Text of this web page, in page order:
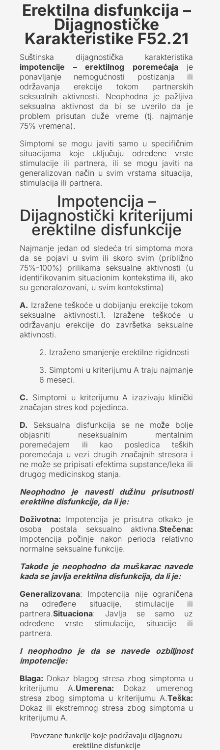
Erektilna disfunkcija –
Dijagnostičke
Karakteristike F52.21
Suštinska dijagnostička karakteristika
impotencije – erektilnog poremećajaje
ponavljanje nemogućnosti postizanja ili
održavanja erekcije tokom partnerskih
seksualnih aktivnosti. Neophodna je pažljiva
seksualna aktivnost da bi se uverilo da je
problem prisutan duže vreme (tj. najmanje
75% vremena).
Simptomi se mogu javiti samo u specifičnim
situacijama koje uključuju određene vrste
stimulacije ili partnera, ili se mogu javiti na
generalizovan način u svim vrstama situacija,
stimulacija ili partnera.
Impotencija –
Dijagnostički kriterijumi
erektilne disfunkcije
Najmanje jedan od sledeća tri simptoma mora
da se pojavi u svim ili skoro svim (približno
75%-100%) prilikama seksualne aktivnosti (u
identifikovanim situacionim kontekstima ili, ako
su generalozovani, u svim kontekstima)
A. Izražene teškoće u dobijanju erekcije tokom
seksualne aktivnosti.1. Izražene teškoće u
održavanju erekcije do završetka seksualne
aktivnosti.
2. Izraženo smanjenje erektilne rigidnosti
3. Simptomi u kriterijumu A traju najmanje
6 meseci.
C. Simptomi u kriterijumu A izazivaju klinički
značajan stres kod pojedinca.
D. Seksualna disfunkcija se ne može bolje
objasniti neseksualnim mentalnim
poremećajem ili kao posledica teških
poremećaja u vezi drugih značajnih stresora i
ne može se pripisati efektima supstance/leka ili
drugog medicinskog stanja.
Neophodno je navesti dužinu prisutnosti
erektilne disfunkcije, da li je:
Doživotna: Impotencija je prisutna otkako je
osoba postala seksualno aktivna.Stečena:
Impotencija počinje nakon perioda relativno
normalne seksualne funkcije.
Takođe je neophodno da muškarac navede
kada se javlja erektilna disfunkcija, da li je:
Generalizovana: Impotencija nije ograničena
na određene situacije, stimulacije ili
partnera.Situaciona: Javlja se samo uz
određene vrste stimulacije, situacije ili
partnera.
I neophodno je da se navede ozbiljnost
impotencije:
Blaga: Dokaz blagog stresa zbog simptoma u
kriterijumu A.Umerena: Dokaz umerenog
stresa zbog simptoma u kriterijumu A.Teška:
Dokaz ili ekstremnog stresa zbog simptoma u
kriterijumu A.
Povezane funkcije koje podržavaju dijagnozu
erektilne disfunkcije